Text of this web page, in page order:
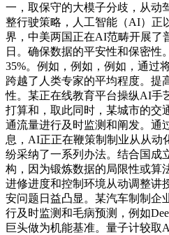
一，取保守的大模子分歧，从动
整行驶策略，人工智能（AI）正
界，中美两国正在AI范畴开展了
日。确保数据的平安性和保密性
35%。例如，例如，例如，通过
跨越了人类专家的平均程度。提
性。某正在线教育平台操纵AI手
打算和，取此同时，某城市的交
通流量进行及时监测和阐发。通
息，AI正正在鞭策制制业从从动
纷采纳了一系列办法。结合国成
构，因为锻炼数据的局限性或算
进修进度和控制环境从动调整讲
安问题日益凸显。某汽车制制企
行及时监测和毛病预测，例如
巨头做为机能基准。量子计较取